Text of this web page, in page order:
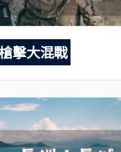
擊大混戰